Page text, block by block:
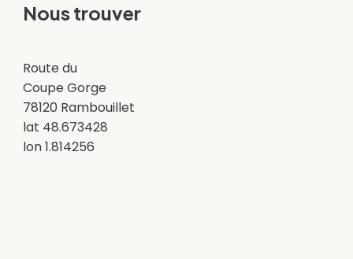
Nous trouver
Route du
Coupe Gorge
78120 Rambouillet
lat 48.673428
lon 1.814256